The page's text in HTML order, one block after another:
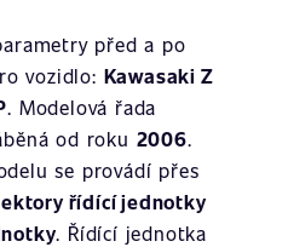
před a po
vozidlo: Kawasaki Z
. Modelová řada
od roku 2006.
se provádí přes
řídící jednotky
. Řídící jednotka